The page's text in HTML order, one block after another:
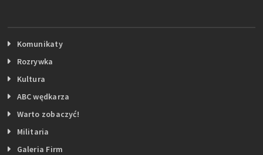
Komunikaty
Rozrywka
Kultura
ABC wędkarza
Warto zobaczyć!
Militaria
Galeria Firm